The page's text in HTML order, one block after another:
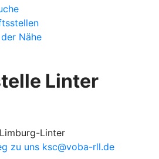
Nähe
Linter
Linter
zu uns ksc@voba-rll.de